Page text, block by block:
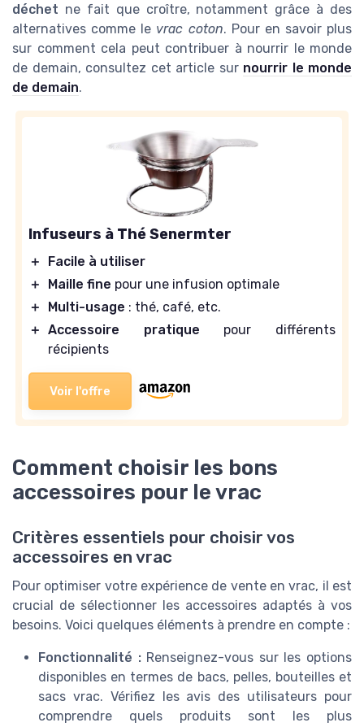
déchet ne fait que croître, notamment grâce à des
alternatives comme le vrac coton. Pour en savoir plus
sur comment cela peut contribuer à nourrir le monde
de demain, consultez cet article sur nourrir le monde
de demain.
Infuseurs à Thé Senermter
＋
Facile à utiliser
＋
Maille fine pour une infusion optimale
＋
Multi-usage : thé, café, etc.
＋ Accessoire pratique pour différents
récipients
Voir l'offre
Comment choisir les bons
accessoires pour le vrac
Critères essentiels pour choisir vos
accessoires en vrac
Pour optimiser votre expérience de vente en vrac, il est
crucial de sélectionner les accessoires adaptés à vos
besoins. Voici quelques éléments à prendre en compte :
Fonctionnalité :Renseignez-vous sur les options
disponibles en termes de bacs, pelles, bouteilles et
sacs vrac. Vérifiez les avis des utilisateurs pour
comprendre quels produits sont les plus